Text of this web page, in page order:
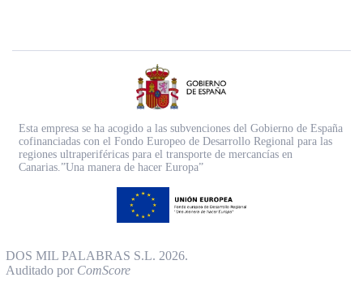
Esta empresa se ha acogido a las subvenciones del Gobierno de España
cofinanciadas con el Fondo Europeo de Desarrollo Regional para las
regiones ultraperiféricas para el transporte de mercancías en
Canarias.”Una manera de hacer Europa”
DOS MIL PALABRAS S.L. 2026.
Auditado por ComScore